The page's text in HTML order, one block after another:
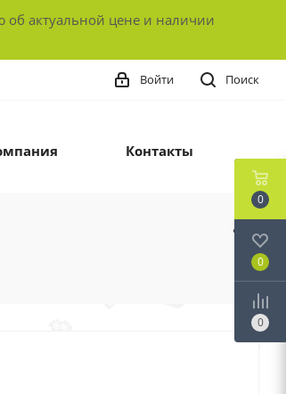
актуальной цене и наличии
Поиск
Войти
Контакты
0
0
0